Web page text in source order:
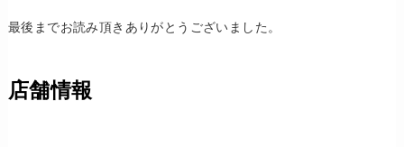
最後までお読み頂きありがとうございました。
店舗情報